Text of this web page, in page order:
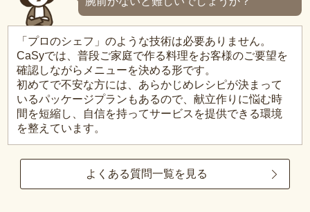
「プロのシェフ」のような技術は必要ありません。
CaSyでは、普段ご家庭で作る料理をお客様のご要望を
確認しながらメニューを決める形です。
初めてで不安な方には、あらかじめレシピが決まって
いるパッケージプランもあるので、献立作りに悩む時
間を短縮し、自信を持ってサービスを提供できる環境
を整えています。
よくある質問一覧を見る